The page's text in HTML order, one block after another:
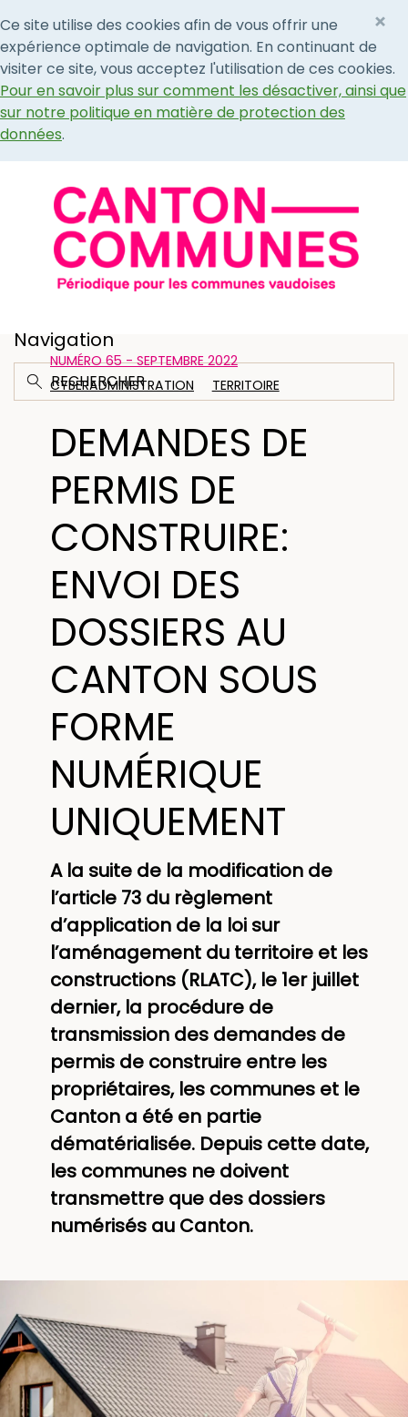
Ce site utilise des cookies afin de vous offrir une
expérience optimale de navigation. En continuant de
visiter ce site, vous acceptez l'utilisation de ces cookies.
Pour en savoir plus sur comment les désactiver, ainsi que
sur notre politique en matière de protection des
données.
×
Navigation
NUMÉRO 65 - SEPTEMBRE 2022
CYBERADMINISTRATION
TERRITOIRE
DEMANDES DE
PERMIS DE
CONSTRUIRE:
ENVOI DES
DOSSIERS AU
CANTON SOUS
FORME
NUMÉRIQUE
UNIQUEMENT
A la suite de la modification de
l’article 73 du règlement
d’application de la loi sur
l’aménagement du territoire et les
constructions (RLATC), le 1er juillet
dernier, la procédure de
transmission des demandes de
permis de construire entre les
propriétaires, les communes et le
Canton a été en partie
dématérialisée. Depuis cette date,
les communes ne doivent
transmettre que des dossiers
numérisés au Canton.